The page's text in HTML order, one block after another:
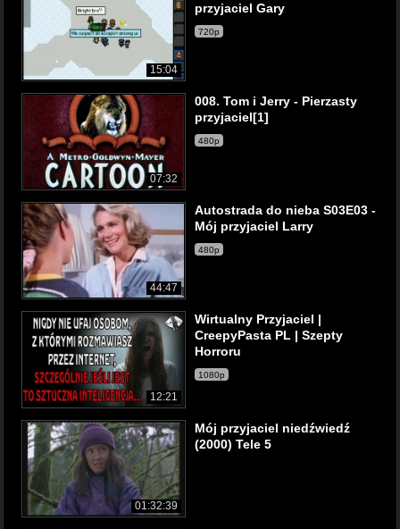
15:04
przyjaciel Gary
720p
07:32
008. Tom i Jerry - Pierzasty
przyjaciel[1]
480p
44:47
Autostrada do nieba S03E03 -
Mój przyjaciel Larry
480p
12:21
Wirtualny Przyjaciel |
CreepyPasta PL | Szepty
Horroru
1080p
01:32:39
Mój przyjaciel niedźwiedź
(2000) Tele 5